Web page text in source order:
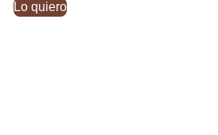
Lo quiero